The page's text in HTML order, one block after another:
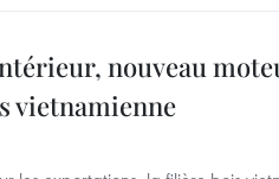
nouveau
vietnamienne